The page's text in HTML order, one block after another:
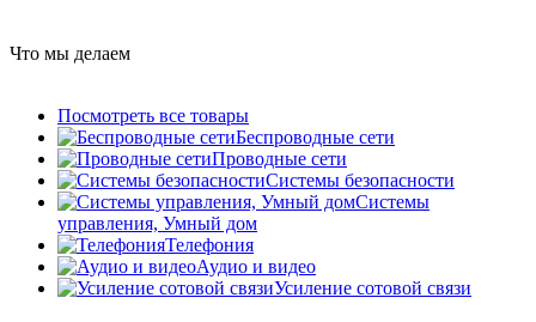
Что мы делаем
Посмотреть все товары
Беспроводные сети
Проводные сети
Системы безопасности
Системы
управления, Умный дом
Телефония
Аудио и видео
Усиление сотовой связи